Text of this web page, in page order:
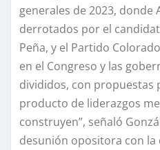
generales de 2023, donde
derrotados por el
Peña, y el Partido
en el Congreso y las
divididos, con propuestas
producto de liderazgos
construyen”, señaló
desunión opositora con la